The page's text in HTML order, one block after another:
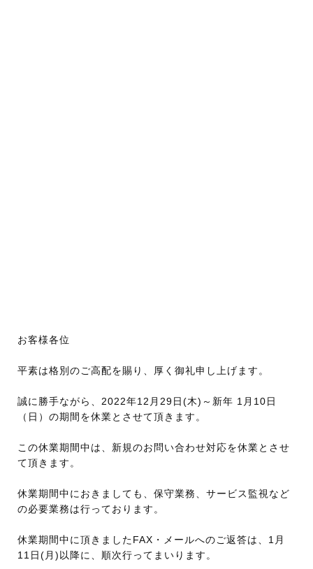
お客様各位
平素は格別のご高配を賜り、厚く御礼申し上げます。
誠に勝手ながら、2022年12月29日(木)～新年 1月10日
（日）の期間を休業とさせて頂きます。
この休業期間中は、新規のお問い合わせ対応を休業とさせ
て頂きます。
休業期間中におきましても、保守業務、サービス監視など
の必要業務は行っております。
休業期間中に頂きましたFAX・メールへのご返答は、1月
11日(月)以降に、順次行ってまいります。